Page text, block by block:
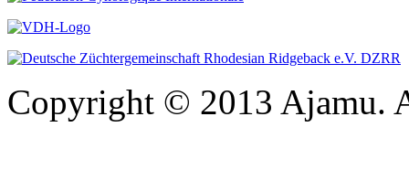
Copyright © 2013 Ajamu.